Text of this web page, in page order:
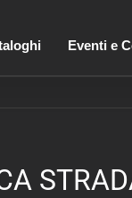
Eventi e